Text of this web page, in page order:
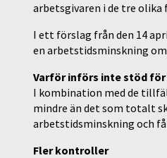
arbetsgivaren i de tre olika
I ett förslag från den 14
en arbetstidsminskning
Varför införs inte stöd
I kombination med de
mindre än det som totalt
arbetstidsminskning och
Fler kontroller